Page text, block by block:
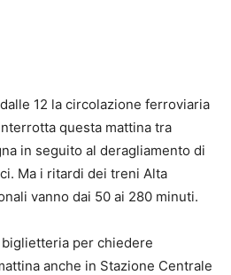
12 la circolazione ferroviaria
questa mattina tra
in seguito al deragliamento di
. Ma i ritardi dei treni Alta
vanno dai 50 ai 280 minuti.
per chiedere
anche in Stazione Centrale